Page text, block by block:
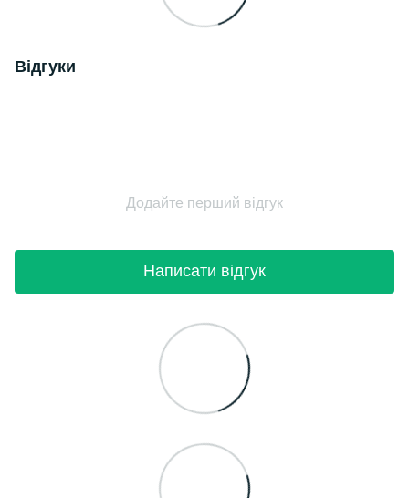
Відгуки
Додайте перший відгук
Написати відгук